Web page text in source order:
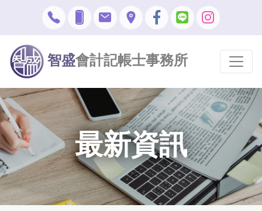
智盛會計記帳士事務所
最新資訊